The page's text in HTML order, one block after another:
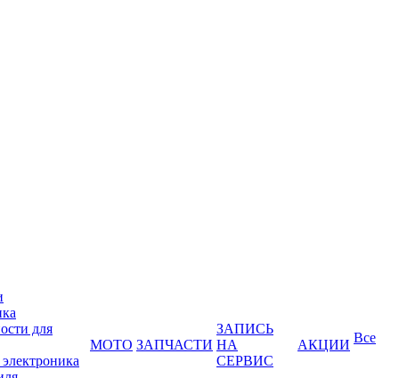
для
МОТО ЗАПЧАСТИ
ЗАПИСЬ
НА
СЕРВИС
АКЦИИ Все